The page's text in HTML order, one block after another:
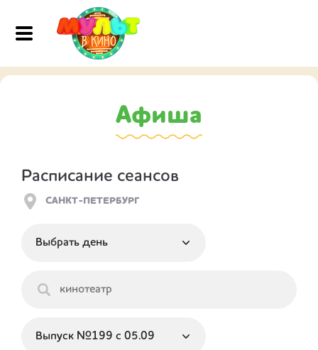
Афиша
Расписание сеансов